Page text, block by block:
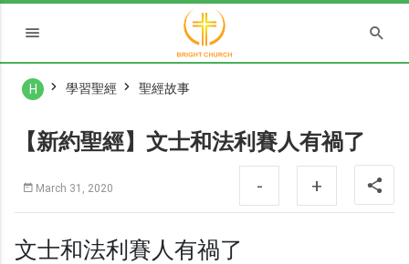
H 學習聖經 聖經故事
【新約聖經】文士和法利賽人有禍了
March 31, 2020 - +
文士和法利賽人有禍了